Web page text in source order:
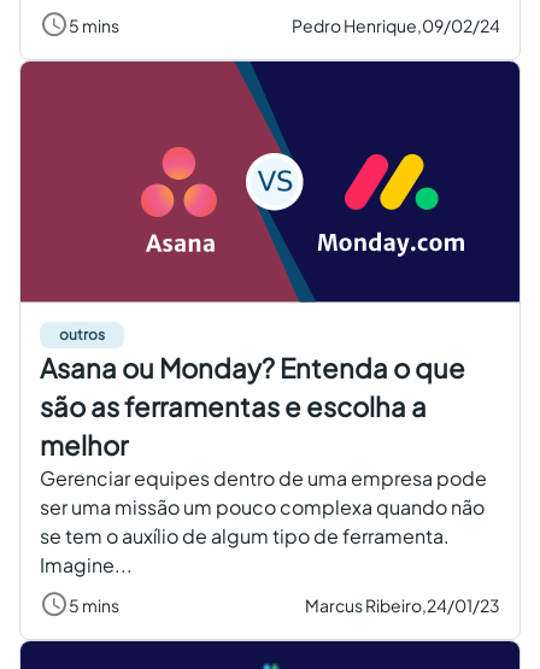
5 mins Pedro Henrique,09/02/24
outros
Asana ou Monday? Entenda o que
são as ferramentas e escolha a
melhor
Gerenciar equipes dentro de uma empresa pode
ser uma missão um pouco complexa quando não
se tem o auxílio de algum tipo de ferramenta.
Imagine...
5 mins Marcus Ribeiro,24/01/23